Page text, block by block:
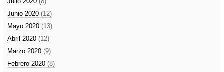
Junio 2020 (12)
Mayo 2020 (13)
Abril 2020 (12)
Marzo 2020 (9)
Febrero 2020 (8)